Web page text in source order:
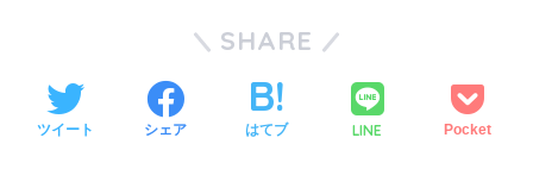
SHARE
ツイート シェア はてブ LINE Pocket